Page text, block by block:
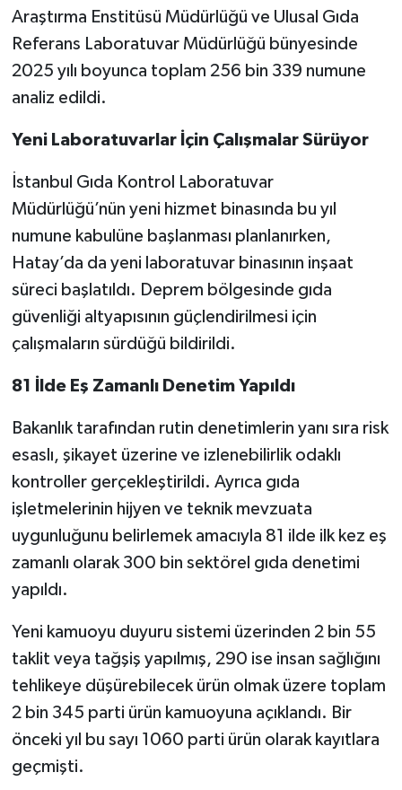
Araştırma Enstitüsü Müdürlüğü ve Ulusal Gıda
Referans Laboratuvar Müdürlüğü bünyesinde
2025 yılı boyunca toplam 256 bin 339 numune
analiz edildi.
Yeni Laboratuvarlar İçin Çalışmalar Sürüyor
İstanbul Gıda Kontrol Laboratuvar
Müdürlüğü’nün yeni hizmet binasında bu yıl
numune kabulüne başlanması planlanırken,
Hatay’da da yeni laboratuvar binasının inşaat
süreci başlatıldı. Deprem bölgesinde gıda
güvenliği altyapısının güçlendirilmesi için
çalışmaların sürdüğü bildirildi.
81 İlde Eş Zamanlı Denetim Yapıldı
Bakanlık tarafından rutin denetimlerin yanı sıra risk
esaslı, şikayet üzerine ve izlenebilirlik odaklı
kontroller gerçekleştirildi. Ayrıca gıda
işletmelerinin hijyen ve teknik mevzuata
uygunluğunu belirlemek amacıyla 81 ilde ilk kez eş
zamanlı olarak 300 bin sektörel gıda denetimi
yapıldı.
Yeni kamuoyu duyuru sistemi üzerinden 2 bin 55
taklit veya tağşiş yapılmış, 290 ise insan sağlığını
tehlikeye düşürebilecek ürün olmak üzere toplam
2 bin 345 parti ürün kamuoyuna açıklandı. Bir
önceki yıl bu sayı 1060 parti ürün olarak kayıtlara
geçmişti.